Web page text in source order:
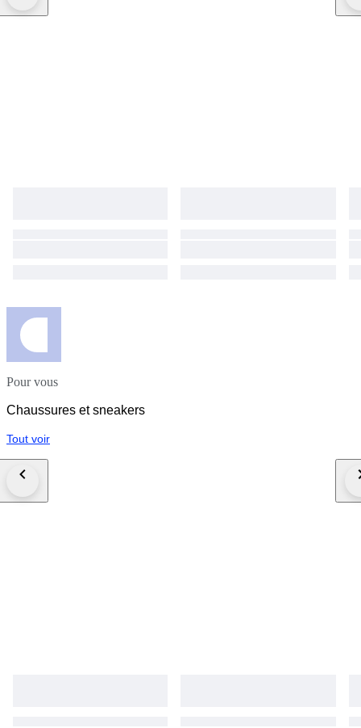
Pour vous
Chaussures et sneakers
Tout voir